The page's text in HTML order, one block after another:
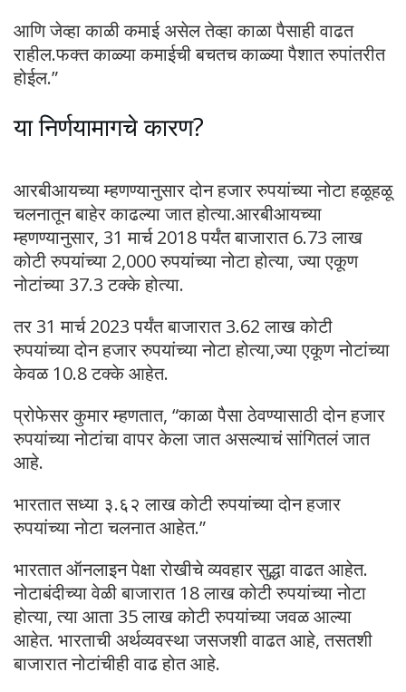
आणि जेव्हा काळी कमाई असेल तेव्हा काळा पैसाही वाढत
राहील.फक्त काळ्या कमाईची बचतच काळ्या पैशात रुपांतरीत
होईल.”
या निर्णयामागचे कारण?
आरबीआयच्या म्हणण्यानुसार दोन हजार रुपयांच्या नोटा हळूहळू
चलनातून बाहेर काढल्या जात होत्या.आरबीआयच्या
म्हणण्यानुसार, 31 मार्च 2018 पर्यंत बाजारात 6.73 लाख
कोटी रुपयांच्या 2,000 रुपयांच्या नोटा होत्या, ज्या एकूण
नोटांच्या 37.3 टक्के होत्या.
तर 31 मार्च 2023 पर्यंत बाजारात 3.62 लाख कोटी
रुपयांच्या दोन हजार रुपयांच्या नोटा होत्या,ज्या एकूण नोटांच्या
केवळ 10.8 टक्के आहेत.
प्रोफेसर कुमार म्हणतात, “काळा पैसा ठेवण्यासाठी दोन हजार
रुपयांच्या नोटांचा वापर केला जात असल्याचं सांगितलं जात
आहे.
भारतात सध्या ३.६२ लाख कोटी रुपयांच्या दोन हजार
रुपयांच्या नोटा चलनात आहेत.”
भारतात ऑनलाइन पेक्षा रोखीचे व्यवहार सुद्धा वाढत आहेत.
नोटाबंदीच्या वेळी बाजारात 18 लाख कोटी रुपयांच्या नोटा
होत्या, त्या आता 35 लाख कोटी रुपयांच्या जवळ आल्या
आहेत. भारताची अर्थव्यवस्था जसजशी वाढत आहे, तसतशी
बाजारात नोटांचीही वाढ होत आहे.